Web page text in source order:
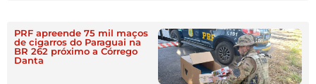
PRF apreende 75 mil maços
de cigarros do Paraguai na
BR 262 próximo a Córrego
Danta